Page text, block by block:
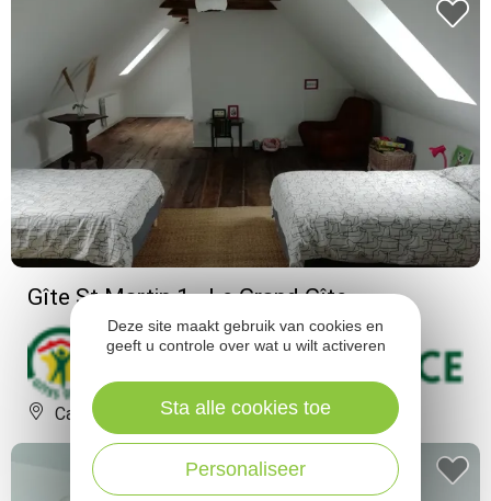
Gîte St Martin 1 - Le Grand Gîte
Cassagnes-Bégonhès
Deze site maakt gebruik van cookies en
geeft u controle over wat u wilt activeren
Personaliseer
Sta alle cookies toe